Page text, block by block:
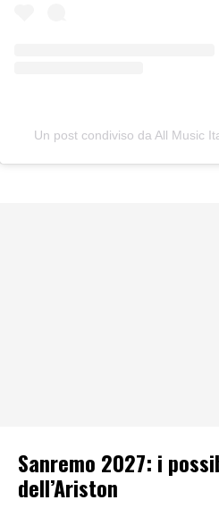
Un post condiviso da All Music
Sanremo 2027: i
dell’Ariston